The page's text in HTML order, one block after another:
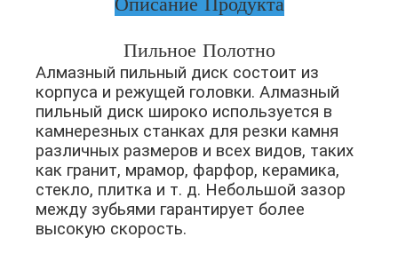
Пильное Полотно
Алмазный пильный диск состоит из
корпуса и режущей головки. Алмазный
пильный диск широко используется в
камнерезных станках для резки камня
различных размеров и всех видов, таких
как гранит, мрамор, фарфор, керамика,
стекло, плитка и т. д. Небольшой зазор
между зубьями гарантирует более
высокую скорость.